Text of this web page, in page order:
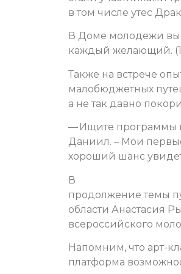
в том числе утес
В Доме молодежи
каждый желающий.
Также на встрече
малобюджетных
а не так давно
— Ищите программы
Даниил. – Мои
хороший шанс
В
продолжение темы
области Анастасия
всероссийского
Напомним, что арт-
платформа